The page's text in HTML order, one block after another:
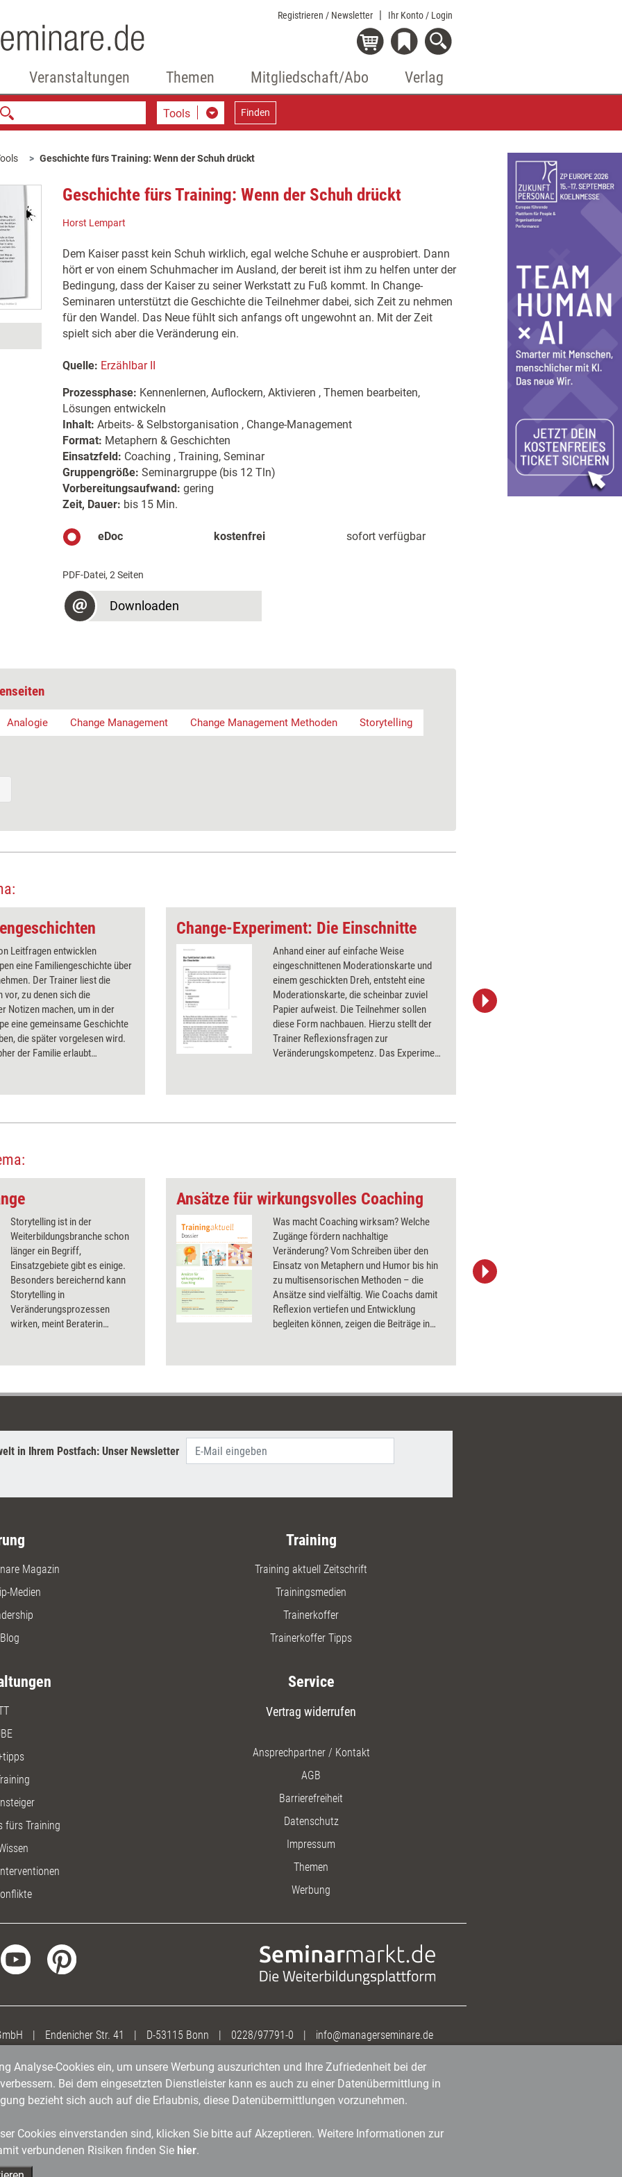
Registrieren / Newsletter Ihr Konto / Login
Veranstaltungen Themen Mitgliedschaft/Abo Verlag
Tools Finden
Geschichte fürs Training: Wenn der Schuh drückt
Geschichte fürs Training: Wenn der Schuh drückt
Horst Lempart
Dem Kaiser passt kein Schuh wirklich, egal welche Schuhe er ausprobiert. Dann
hört er von einem Schuhmacher im Ausland, der bereit ist ihm zu helfen unter der
Bedingung, dass der Kaiser zu seiner Werkstatt zu Fuß kommt. In Change-
Seminaren unterstützt die Geschichte die Teilnehmer dabei, sich Zeit zu nehmen
für den Wandel. Das Neue fühlt sich anfangs oft ungewohnt an. Mit der Zeit
spielt sich aber die Veränderung ein.
Quelle: Erzählbar II
Prozessphase: Kennenlernen, Auflockern, Aktivieren , Themen bearbeiten,
Lösungen entwickeln
Inhalt: Arbeits- & Selbstorganisation , Change-Management
Format: Metaphern & Geschichten
Einsatzfeld: Coaching , Training, Seminar
Gruppengröße: Seminargruppe (bis 12 Tln)
Vorbereitungsaufwand: gering
Zeit, Dauer: bis 15 Min.
eDoc kostenfrei sofort verfügbar
PDF-Datei, 2 Seiten
Downloaden
Analogie Change Management Change Management Methoden Storytelling
Leitfragen entwicklen
eine Familiengeschichte über
Der Trainer liest die
vor, zu denen sich die
Notizen machen, um in der
eine gemeinsame Geschichte
die später vorgelesen wird.
der Familie erlaubt
so einen Einblick.
Change-Experiment: Die Einschnitte
Anhand einer auf einfache Weise
eingeschnittenen Moderationskarte und
einem geschickten Dreh, entsteht eine
Moderationskarte, die scheinbar zuviel
Papier aufweist. Die Teilnehmer sollen
diese Form nachbauen. Hierzu stellt der
Trainer Reflexionsfragen zur
Veränderungskompetenz. Das Experiment
Storytelling ist in der
Weiterbildungsbranche schon
länger ein Begriff,
Einsatzgebiete gibt es einige.
Besonders bereichernd kann
Storytelling in
Veränderungsprozessen
wirken, meint Beraterin
sich wann anbietet und wie
einen Überblick behält.
Ansätze für wirkungsvolles Coaching
Was macht Coaching wirksam? Welche
Zugänge fördern nachhaltige
Veränderung? Vom Schreiben über den
Einsatz von Metaphern und Humor bis hin
zu multisensorischen Methoden – die
Ansätze sind vielfältig. Wie Coachs damit
Reflexion vertiefen und Entwicklung
begleiten können, zeigen die Beiträge in
in Ihrem Postfach: Unser Newsletter
Magazin
Medien
Training
Training aktuell Zeitschrift
Trainingsmedien
Trainerkoffer
Trainerkoffer Tipps
fürs Training
Service
Vertrag widerrufen
Ansprechpartner / Kontakt
AGB
Barrierefreiheit
Datenschutz
Impressum
Themen
Werbung
| Endenicher Str. 41 | D-53115 Bonn | 0228/97791-0 | info@managerseminare.de
Analyse-Cookies ein, um unsere Werbung auszurichten und Ihre Zufriedenheit bei der
Bei dem eingesetzten Dienstleister kann es auch zu einer Datenübermittlung in
bezieht sich auch auf die Erlaubnis, diese Datenübermittlungen vorzunehmen.
Cookies einverstanden sind, klicken Sie bitte auf Akzeptieren. Weitere Informationen zur
verbundenen Risiken finden Sie hier.